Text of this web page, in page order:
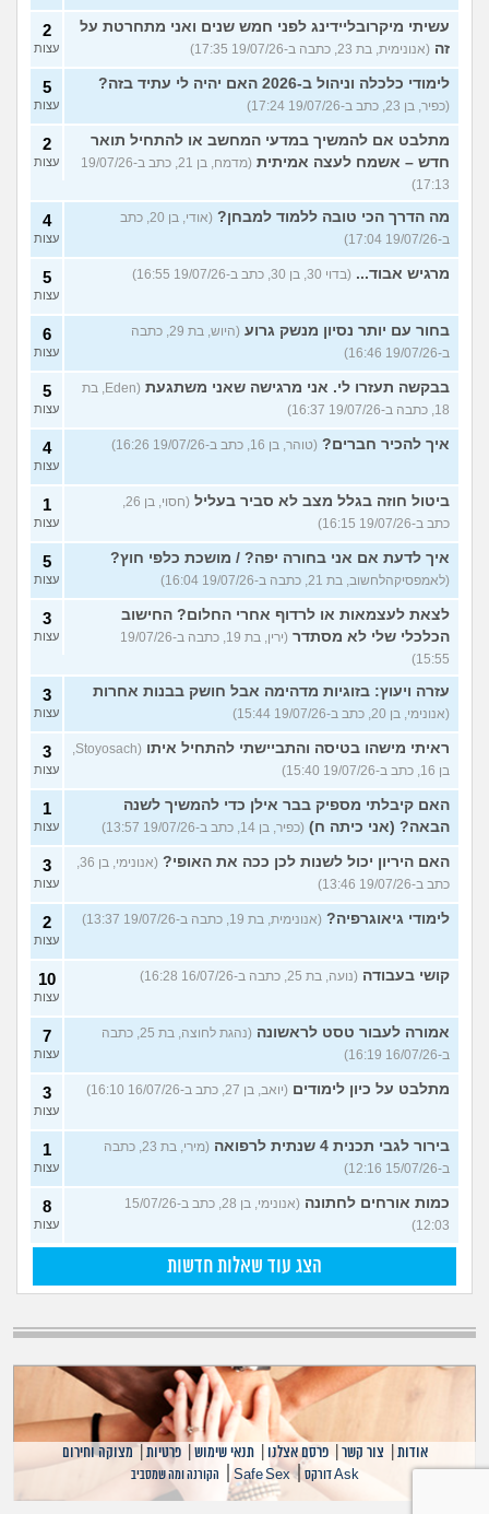
עשיתי מיקרובליידינג לפני חמש שנים ואני מתחרטת על
זה (אנונימית, בת 23, כתבה ב-19/07/26 17:35)
2
עצות
לימודי כלכלה וניהול ב-2026 האם יהיה לי עתיד בזה?
(כפיר, בן 23, כתב ב-19/07/26 17:24)
5
עצות
מתלבט אם להמשיך במדעי המחשב או להתחיל תואר
חדש – אשמח לעצה אמיתית
(מדמח, בן 21, כתב ב-19/07/26
17:13)
2
עצות
מה הדרך הכי טובה ללמוד למבחן?
(אודי, בן 20, כתב
ב-19/07/26 17:04)
4
עצות
מרגיש אבוד... (בדוי 30, בן 30, כתב ב-19/07/26 16:55) 5
עצות
בחור עם יותר נסיון מנשק גרוע
(היוש, בת 29, כתבה
ב-19/07/26 16:46)
6
עצות
בבקשה תעזרו לי. אני מרגישה שאני משתגעת
(Eden, בת
18, כתבה ב-19/07/26 16:37)
5
עצות
איך להכיר חברים? (טוהר, בן 16, כתב ב-19/07/26 16:26) 4
עצות
ביטול חוזה בגלל מצב לא סביר בעליל
(חסוי, בן 26,
כתב ב-19/07/26 16:15)
1
עצות
איך לדעת אם אני בחורה יפה? / מושכת כלפי חוץ?
(לאמפסיקהלחשוב, בת 21, כתבה ב-19/07/26 16:04)
5
עצות
לצאת לעצמאות או לרדוף אחרי החלום? החישוב
הכלכלי שלי לא מסתדר
(ירין, בת 19, כתבה ב-19/07/26
15:55)
3
עצות
עזרה ויעוץ: בזוגיות מדהימה אבל חושק בבנות אחרות
(אנונימי, בן 20, כתב ב-19/07/26 15:44)
3
עצות
ראיתי מישהו בטיסה והתביישתי להתחיל איתו
(Stoyosach,
בן 16, כתב ב-19/07/26 15:40)
3
עצות
האם קיבלתי מספיק בבר אילן כדי להמשיך לשנה
הבאה? (אני כיתה ח) (כפיר, בן 14, כתב ב-19/07/26 13:57)
1
עצות
האם היריון יכול לשנות לכן ככה את האופי?
(אנונימי, בן 36,
כתב ב-19/07/26 13:46)
3
עצות
לימודי גיאוגרפיה? (אנונימית, בת 19, כתבה ב-19/07/26 13:37) 2
עצות
קושי בעבודה (נועה, בת 25, כתבה ב-16/07/26 16:28) 10
עצות
אמורה לעבור טסט לראשונה
(נהגת לחוצה, בת 25, כתבה
ב-16/07/26 16:19)
7
עצות
מתלבט על כיון לימודים (יואב, בן 27, כתב ב-16/07/26 16:10) 3
עצות
בירור לגבי תכנית 4 שנתית לרפואה
(מירי, בת 23, כתבה
ב-15/07/26 12:16)
1
עצות
כמות אורחים לחתונה
(אנונימי, בן 28, כתב ב-15/07/26
12:03)
8
עצות
הצג עוד שאלות חדשות
אודות צור קשר |פרסם אצלנו |תנאי שימוש |פרטיות |מצוקה וחירום
Ask דורקס |
Safe Sex
| הקורנה ומה שמסביב